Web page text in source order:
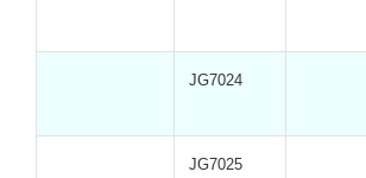
JG7024
JG7025